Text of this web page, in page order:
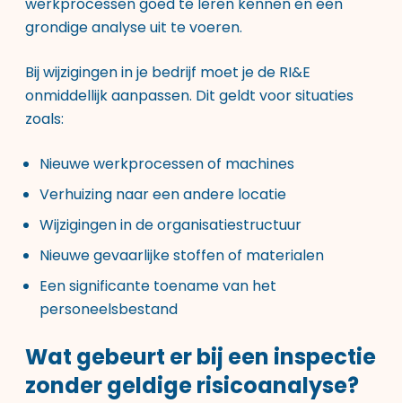
grondige analyse uit te voeren.
Bij wijzigingen in je bedrijf moet je de RI&E
onmiddellijk aanpassen. Dit geldt voor situaties
zoals:
Nieuwe werkprocessen of machines
Verhuizing naar een andere locatie
Wijzigingen in de organisatiestructuur
Nieuwe gevaarlijke stoffen of materialen
Een significante toename van het
personeelsbestand
Wat gebeurt er bij een inspectie
zonder geldige risicoanalyse?